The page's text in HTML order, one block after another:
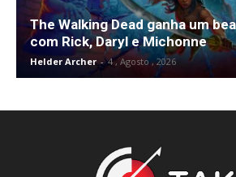
The Walking Dead ganha um
com Rick, Daryl e Michonne
Helder Archer - 4 , Agosto , 2026